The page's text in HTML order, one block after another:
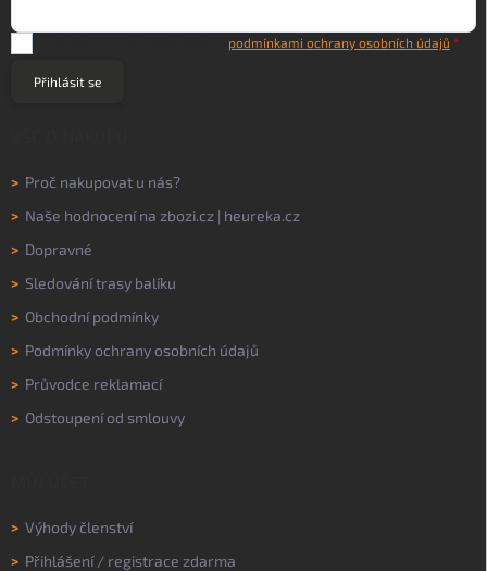
podmínkami ochrany osobních údajů
Přihlásit se
> Proč nakupovat u nás?
> Naše hodnocení na zbozi.cz | heureka.cz
> Dopravné
> Sledování trasy balíku
> Obchodní podmínky
> Podmínky ochrany osobních údajů
> Průvodce reklamací
> Odstoupení od smlouvy
> Výhody členství
> Přihlášení/ registrace zdarma